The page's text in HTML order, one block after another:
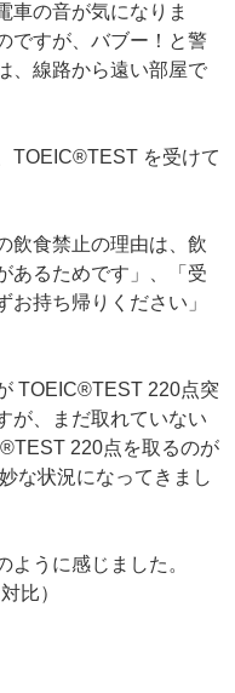
車の音が気になりま
ですが、バブー！と警
、線路から遠い部屋で
TOEIC®TEST を受けて
飲食禁止の理由は、飲
あるためです」、「受
持ち帰りください」
TOEIC®TEST 220点突
が、まだ取れていない
220点を取るのが
な状況になってきまし
ように感じました。
比）